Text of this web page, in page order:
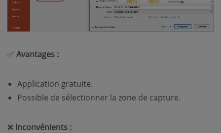
✅ Avantages :
Application gratuite.
Possible de sélectionner la zone de capture.
❌ Inconvénients :